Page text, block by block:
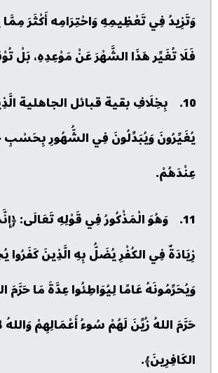
وَتَزِيدُ فِي تَعْظِيمِهِ وَاحْتِرَامِه أَكْثَرَ مِمَّا
فَلَا تُغَيِّر هَذَا الشَّهْرَ عَنْ مَوْعِدِهِ، بَلْ
10. بِخِلَافِ بقية قبائل الجاهلية
يُغَيِّرُونَ وَيُبَدِّلُونَ فِي الشُّهُورِ بِحَسْبِ
عِنْدَهُمْ.
11. وَهُوَ الْمَذْكُورُ فِي قَوْلِهِ تَعَالَى:
زِيَادَةٌ فِي الكُفْرِ يُضَلُّ بِهِ الَّذِينَ كَفَرُوا
وَيُحَرِّمُونَهُ عَامًا لِيُوَاطِئُوا عِدَّةَ مَا حَرَّمَ
حَرَّمَ اللهُ زُيِّنَ لَهُمْ سُوءُ أَعْمَالِهِمْ وَاللهُ
الكَافِرِينَ﴾.